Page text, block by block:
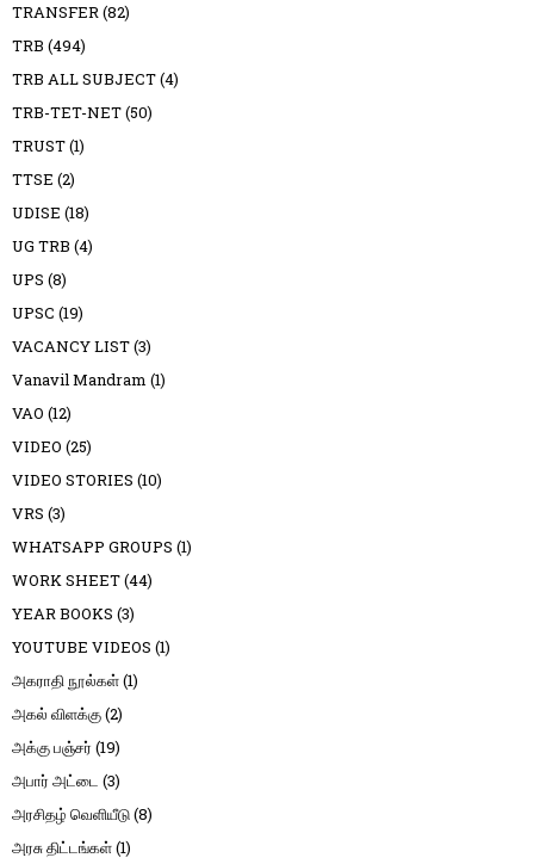
TRANSFER(82)
TRB (494)
TRB ALL SUBJECT(4)
TRB-TET-NET(50)
TRUST(1)
TTSE (2)
UDISE (18)
UG TRB (4)
UPS (8)
UPSC (19)
VACANCY LIST(3)
Vanavil Mandram (1)
VAO (12)
VIDEO (25)
VIDEO STORIES (10)
VRS (3)
WHATSAPP GROUPS (1)
WORK SHEET(44)
YEAR BOOKS (3)
YOUTUBE VIDEOS (1)
அகராதி நூல்கள்(1)
அகல் விளக்கு(2)
அக்கு பஞ்சர் (19)
அபார் அட்டை (3)
அரசிதழ் வெளியீடு(8)
அரசு திட்டங்கள்(1)